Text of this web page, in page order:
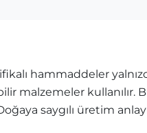
hammaddeler
kullanılır.
saygılı üretim